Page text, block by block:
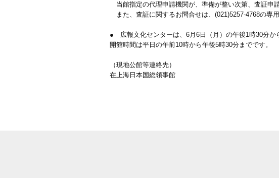
当館指定の代理申請機関が、準備が整い次第、査証申
また、査証に関するお問合せは、(021)5257-4768の専
● 広報文化センターは、6月6日（月）の午後1時30分か
開館時間は平日の午前10時から午後5時30分までです。
（現地公館等連絡先）
在上海日本国総領事館